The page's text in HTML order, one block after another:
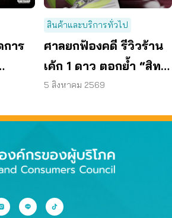
การ
สินค้าและบริการทั่วไป
ศาลยกฟ้องคดี รีวิวร้าน
เค้ก 1 ดาว ตอกย้ำ “สิทธิ
ผู้บริโภค” แสดงความคิด
5 สิงหาคม 2569